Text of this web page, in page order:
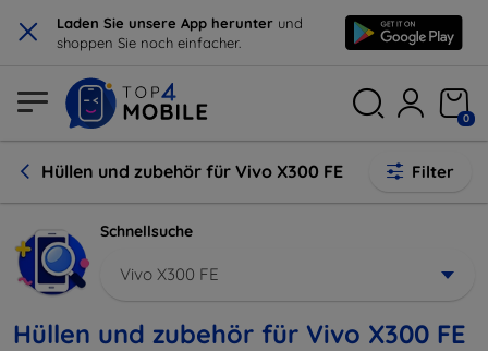
× Laden Sie unsere App herunter und
shoppen Sie noch einfacher.
0
Hüllen und zubehör für Vivo X300 FE Filter
Schnellsuche
Vivo X300 FE
Hüllen und zubehör für Vivo X300 FE